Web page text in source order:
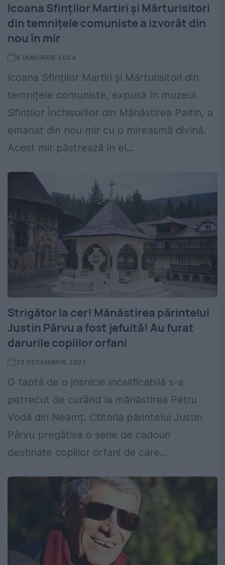
Icoana Sfinților Martiri și Mărturisitori
din temnițele comuniste a izvorât din
nou în mir
6 IANUARIE 2024
Icoana Sfinților Martiri și Mărturisitori din
temnițele comuniste, expusă în muzeul
Sfinților Închisorilor din Mănăstirea Paltin, a
emanat din nou mir cu o mireasmă divină.
Acest mir păstrează în el...
Strigător la cer! Mănăstirea părintelui
Justin Pârvu a fost jefuită! Au furat
darurile copiilor orfani
23 DECEMBRIE 2021
O faptă de o josnicie incalificabilă s-a
petrecut de curând la mănăstirea Petru
Vodă din Neamț. Ctitoria părintelui Justin
Pârvu pregătise o serie de cadouri
destinate copiilor orfani de care...